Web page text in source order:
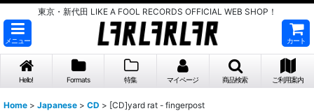
東京・新代田 LIKE A FOOL RECORDS OFFICIAL WEB SHOP！
メニュー カート
Hello! Formats 特集 マイページ 商品検索 ご利用案内
Home > Japanese > CD > [CD]yard rat - fingerpost